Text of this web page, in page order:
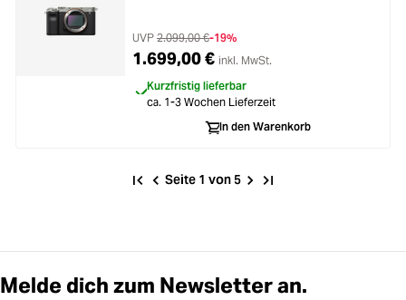
UVP 2.099,00 €-19%
1.699,00 € inkl. MwSt.
Kurzfristig lieferbar
ca. 1-3 Wochen Lieferzeit
In den Warenkorb
Seite 1 von 5
Melde dich zum Newsletter an.